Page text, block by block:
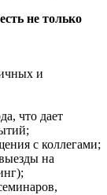
не только
и
что дает
с коллегами;
на